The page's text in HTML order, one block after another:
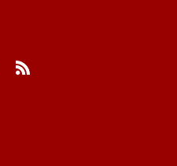
YouTube